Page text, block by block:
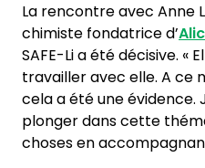
La rencontre avec Anne
chimiste fondatrice d’
SAFE-Li a été décisive. «
travailler avec elle. A ce
cela a été une évidence.
plonger dans cette
choses en